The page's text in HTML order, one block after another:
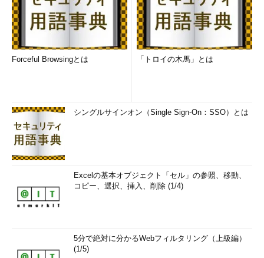
Forceful Browsingとは 「トロイの木馬」とは
シングルサインオン（Single Sign-On：SSO）とは
Excelの基本オブジェクト「セル」の参照、移動、
コピー、選択、挿入、削除 (1/4)
5分で絶対に分かるWebフィルタリング（上級編）
(1/5)